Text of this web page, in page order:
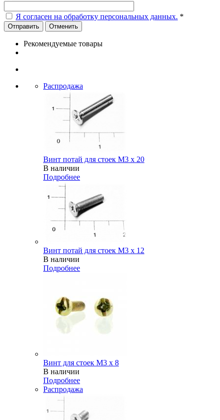
Я согласен на обработку персональных данных. *
Отменить
Рекомендуемые товары
Распродажа
Винт потай для стоек М3 х 20
В наличии
Подробнее
Винт потай для стоек М3 х 12
В наличии
Подробнее
Винт для стоек М3 х 8
В наличии
Подробнее
Распродажа